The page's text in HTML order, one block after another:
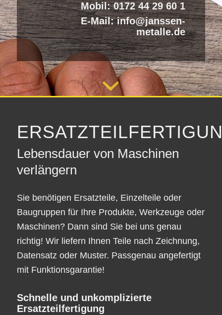
Mobil:0172 44 29 60 1
E-Mail:info@janssen-
metalle.de
Lebensdauer von Maschinen
verlängern
Sie benötigen Ersatzteile, Einzelteile oder
Baugruppen für Ihre Produkte, Werkzeuge oder
Maschinen? Dann sind Sie bei uns genau
richtig! Wir liefern Ihnen Teile nach Zeichnung,
Datensatz oder Muster. Passgenau angefertigt
mit Funktionsgarantie!
Schnelle und unkomplizierte
Ersatzteilfertigung